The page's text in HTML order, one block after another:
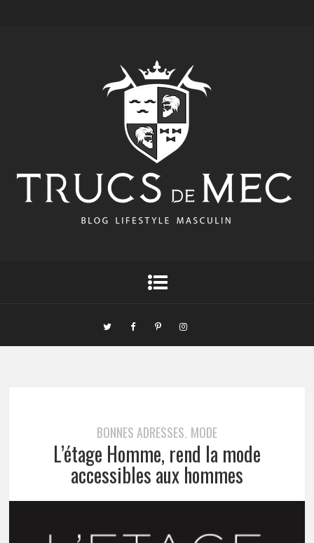
BONNES ADRESSES, MODE
L’étage Homme, rend la mode
accessibles aux hommes